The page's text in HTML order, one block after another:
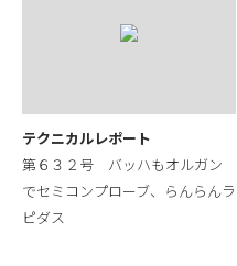
テクニカルレポート
第６３２号 バッハもオルガン
でセミコンプローブ、らんらんラ
ピダス